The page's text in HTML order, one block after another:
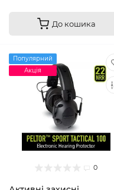
До кошика
Популярний
Акція
0